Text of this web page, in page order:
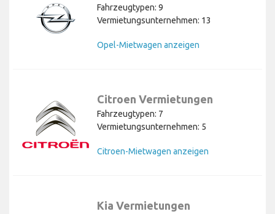
Fahrzeugtypen: 9
Vermietungsunternehmen: 13
Opel-Mietwagen anzeigen
Citroen Vermietungen
Fahrzeugtypen: 7
Vermietungsunternehmen: 5
Citroen-Mietwagen anzeigen
Kia Vermietungen